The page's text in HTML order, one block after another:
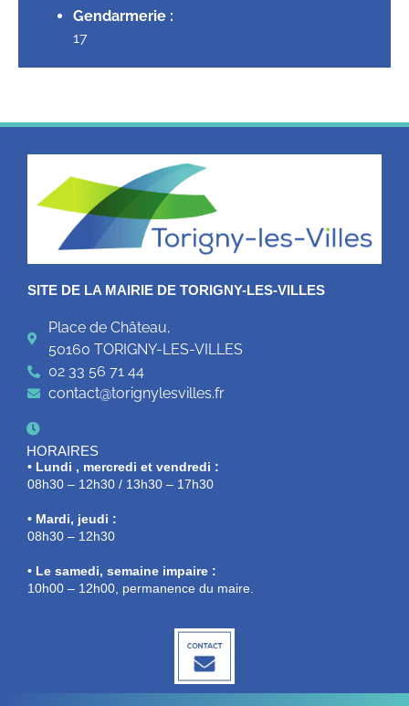
Gendarmerie :
17
SITE DE LA MAIRIE DE TORIGNY-LES-VILLES
Place de Château,
50160 TORIGNY-LES-VILLES
02 33 56 71 44
contact@torignylesvilles.fr
HORAIRES
• Lundi , mercredi et vendredi :
08h30 – 12h30 / 13h30 – 17h30
• Mardi, jeudi :
08h30 – 12h30
• Le samedi, semaine impaire :
10h00 – 12h00, permanence du maire.